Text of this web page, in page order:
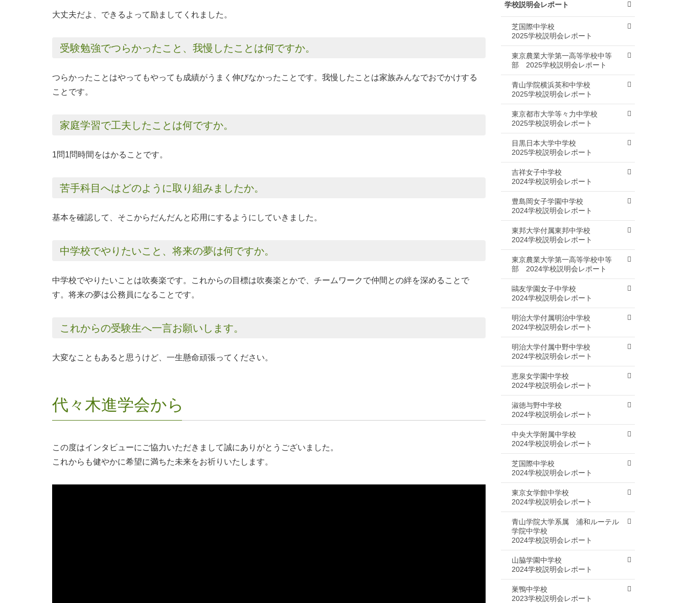
大丈夫だよ、できるよって励ましてくれました。
受験勉強でつらかったこと、我慢したことは何ですか。
つらかったことはやってもやっても成績がうまく伸びなかったことです。我慢したことは家族みんなでおでかけする
ことです。
家庭学習で工夫したことは何ですか。
1問1問時間をはかることです。
苦手科目へはどのように取り組みましたか。
基本を確認して、そこからだんだんと応用にするようにしていきました。
中学校でやりたいこと、将来の夢は何ですか。
中学校でやりたいことは吹奏楽です。これからの目標は吹奏楽とかで、チームワークで仲間との絆を深めることで
す。将来の夢は公務員になることです。
これからの受験生へ一言お願いします。
大変なこともあると思うけど、一生懸命頑張ってください。
代々木進学会から
この度はインタビューにご協力いただきまして誠にありがとうございました。
これからも健やかに希望に満ちた未来をお祈りいたします。
学校説明会レポート
芝国際中学校
2025学校説明会レポート
東京農業大学第一高等学校中等
部 2025学校説明会レポート
青山学院横浜英和中学校
2025学校説明会レポート
東京都市大学等々力中学校
2025学校説明会レポート
目黒日本大学中学校
2025学校説明会レポート
吉祥女子中学校
2024学校説明会レポート
豊島岡女子学園中学校
2024学校説明会レポート
東邦大学付属東邦中学校
2024学校説明会レポート
東京農業大学第一高等学校中等
部 2024学校説明会レポート
鷗友学園女子中学校
2024学校説明会レポート
明治大学付属明治中学校
2024学校説明会レポート
明治大学付属中野中学校
2024学校説明会レポート
恵泉女学園中学校
2024学校説明会レポート
淑徳与野中学校
2024学校説明会レポート
中央大学附属中学校
2024学校説明会レポート
芝国際中学校
2024学校説明会レポート
東京女学館中学校
2024学校説明会レポート
青山学院大学系属 浦和ルーテル
学院中学校
2024学校説明会レポート
山脇学園中学校
2024学校説明会レポート
巣鴨中学校
2023学校説明会レポート